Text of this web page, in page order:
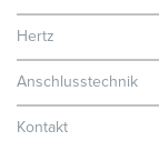
Hertz
Anschlusstechnik
Kontakt